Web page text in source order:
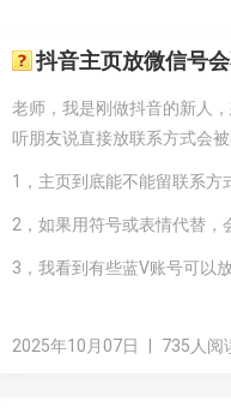
抖音主页放微信号
老师，我是刚做抖音的新人
听朋友说直接放联系方式会
1，主页到底能不能留联系方
2，如果用符号或表情代替，
3，我看到有些蓝V账号可以
2025年10月07日 735人阅